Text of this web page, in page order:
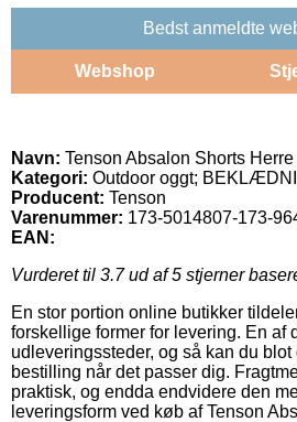
Bedst anmeldte
Webshop
Navn: Tenson Absalon Shorts Herre
Kategori: Outdoor oggt;
Producent: Tenson
Varenummer: 173-5014807-173-
EAN:
Vurderet til 3.7ud af 5 stjerner
En stor portion online butikker
forskellige former for levering. En af
udleveringssteder, og så kan du blot
bestilling når det passer dig.
praktisk, og endda endvidere den
leveringsform ved køb af Tenson